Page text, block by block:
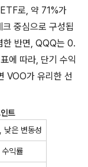
로, 약 71%가
중심으로 구성됩
한 반면, QQQ는 0.
에 따라, 단기 수익
VOO가 유리한 선
트
낮은 변동성
익률